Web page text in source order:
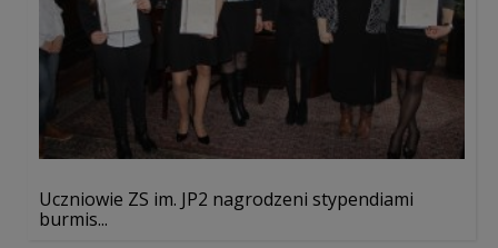
Uczniowie ZS im. JP2 nagrodzeni stypendiami
burmis...